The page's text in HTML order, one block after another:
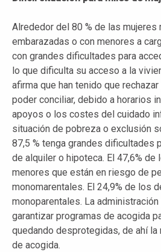
Alrededor del 80 % de las mujeres
embarazadas o con menores a
con grandes dificultades para
lo que dificulta su acceso a la
afirma que han tenido que
poder conciliar, debido a horarios
apoyos o los costes del cuidado
situación de pobreza o exclusión
87,5 % tenga grandes dificultades
de alquiler o hipoteca. El 47,6% de
menores que están en riesgo de
monomarentales. El 24,9% de los
monoparentales. La
garantizar programas de acogida
quedando desprotegidas, de ahí la
de acogida.